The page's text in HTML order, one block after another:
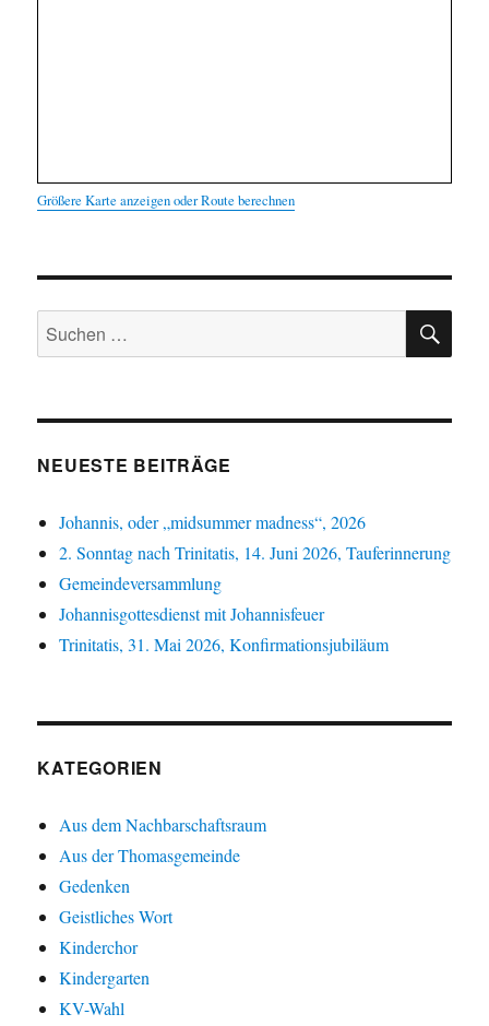
Größere Karte anzeigen oder Route berechnen
Suchen
nach:
NEUESTE BEITRÄGE
Johannis, oder „midsummer madness“, 2026
2. Sonntag nach Trinitatis, 14. Juni 2026, Tauferinnerung
Gemeindeversammlung
Johannisgottesdienst mit Johannisfeuer
Trinitatis, 31. Mai 2026, Konfirmationsjubiläum
KATEGORIEN
Aus dem Nachbarschaftsraum
Aus der Thomasgemeinde
Gedenken
Geistliches Wort
Kinderchor
Kindergarten
KV-Wahl